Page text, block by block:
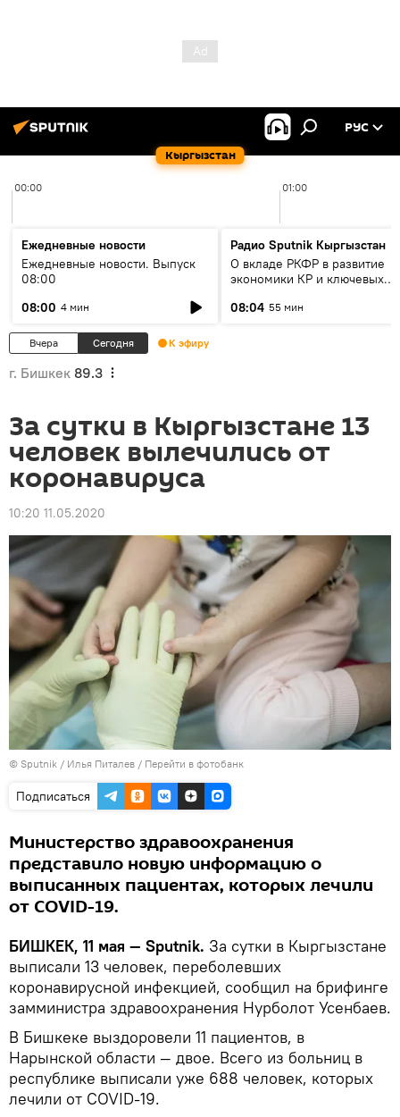
Кыргызстан
РУС
00:00 01:00
Ежедневные новости
Ежедневные новости. Выпуск
08:00
08:00 4 мин
Радио Sputnik Кыргызстан
О вкладе РКФР в развитие
экономики КР и ключевых
08:04 55 мин
Вчера Сегодня К эфиру
г. Бишкек 89.3
За сутки в Кыргызстане 13
человек вылечились от
коронавируса
10:20 11.05.2020
© Sputnik / Илья Питалев / Перейти в фотобанк
Подписаться
Министерство здравоохранения
представило новую информацию о
выписанных пациентах, которых лечили
от COVID-19.
БИШКЕК, 11 мая — Sputnik. За сутки в Кыргызстане
выписали 13 человек, переболевших
коронавирусной инфекцией, сообщил на брифинге
замминистра здравоохранения Нурболот Усенбаев.
В Бишкеке выздоровели 11 пациентов, в
Нарынской области — двое. Всего из больниц в
республике выписали уже 688 человек, которых
лечили от COVID-19.